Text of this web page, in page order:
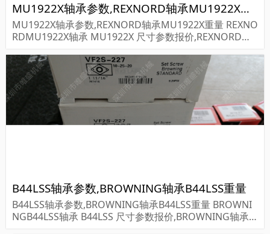
MU1922X轴承参数,REXNORD轴承MU1922X重量
MU1922X轴承参数,REXNORD轴承MU1922X重量 REXNO
RDMU1922X轴承 MU1922X 尺寸参数报价,REXNORD轴
B44LSS轴承参数,BROWNING轴承B44LSS重量
B44LSS轴承参数,BROWNING轴承B44LSS重量 BROWNI
NGB44LSS轴承 B44LSS 尺寸参数报价,BROWNING轴承B